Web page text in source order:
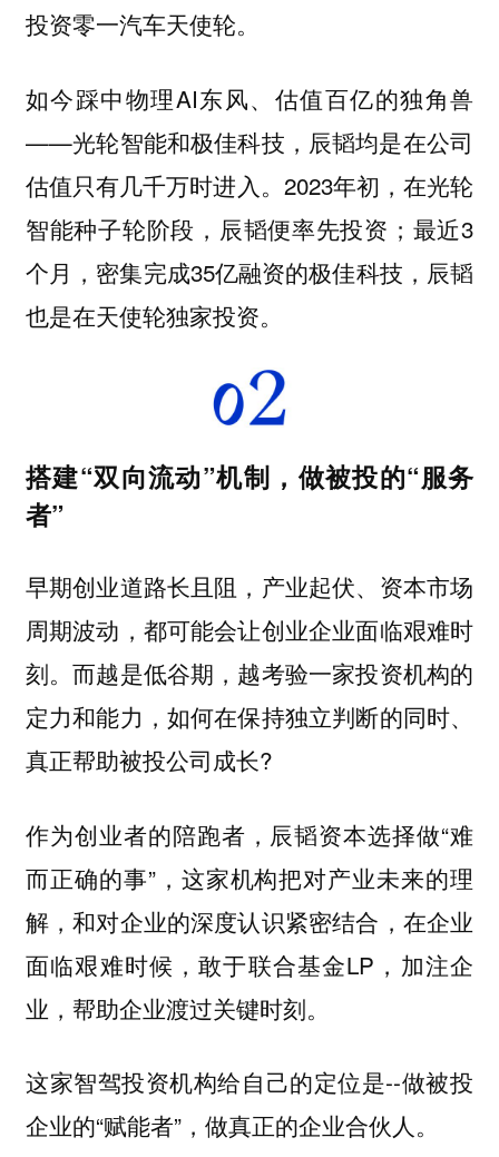
投资零一汽车天使轮。
如今踩中物理AI东风、估值百亿的独角兽
——光轮智能和极佳科技，辰韬均是在公司
估值只有几千万时进入。2023年初，在光轮
智能种子轮阶段，辰韬便率先投资；最近3
个月，密集完成35亿融资的极佳科技，辰韬
也是在天使轮独家投资。
搭建“双向流动”机制，做被投的“服务
者”
早期创业道路长且阻，产业起伏、资本市场
周期波动，都可能会让创业企业面临艰难时
刻。而越是低谷期，越考验一家投资机构的
定力和能力，如何在保持独立判断的同时、
真正帮助被投公司成长?
作为创业者的陪跑者，辰韬资本选择做“难
而正确的事”，这家机构把对产业未来的理
解，和对企业的深度认识紧密结合，在企业
面临艰难时候，敢于联合基金LP，加注企
业，帮助企业渡过关键时刻。
这家智驾投资机构给自己的定位是--做被投
企业的“赋能者”，做真正的企业合伙人。